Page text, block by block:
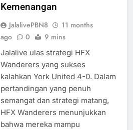
Kemenangan
JalalivePBN8
11 months
ago
0 9 mins
Jalalive ulas strategi HFX
Wanderers yang sukses
kalahkan York United 4-0. Dalam
pertandingan yang penuh
semangat dan strategi matang,
HFX Wanderers menunjukkan
bahwa mereka mampu